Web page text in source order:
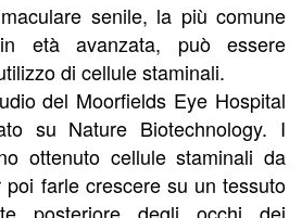
senile, la più comune
età avanzata, può essere
di cellule staminali.
del Moorfields Eye Hospital
su Nature Biotechnology. I
ottenuto cellule staminali da
farle crescere su un tessuto